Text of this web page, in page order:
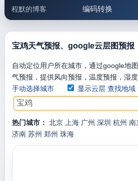
程默的博客 编码转换
邮件工具 生活便民
5.1支付宝大红包
宝鸡天气预报、google云层图预报
自动定位用户所在城市，通过google地
气预报，提供风向预报，温度预报，湿
手动选择城市
显示云层 查找地域
热门城市： 北京 上海 广州 深圳 杭州 南
济南 苏州 郑州 珠海